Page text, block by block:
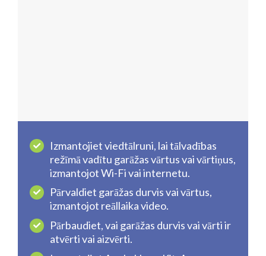
Izmantojiet viedtālruni, lai tālvadības
režīmā vadītu garāžas vārtus vai vārtiņus,
izmantojot Wi-Fi vai internetu.
Pārvaldiet garāžas durvis vai vārtus,
izmantojot reāllaika video.
Pārbaudiet, vai garāžas durvis vai vārti ir
atvērti vai aizvērti.